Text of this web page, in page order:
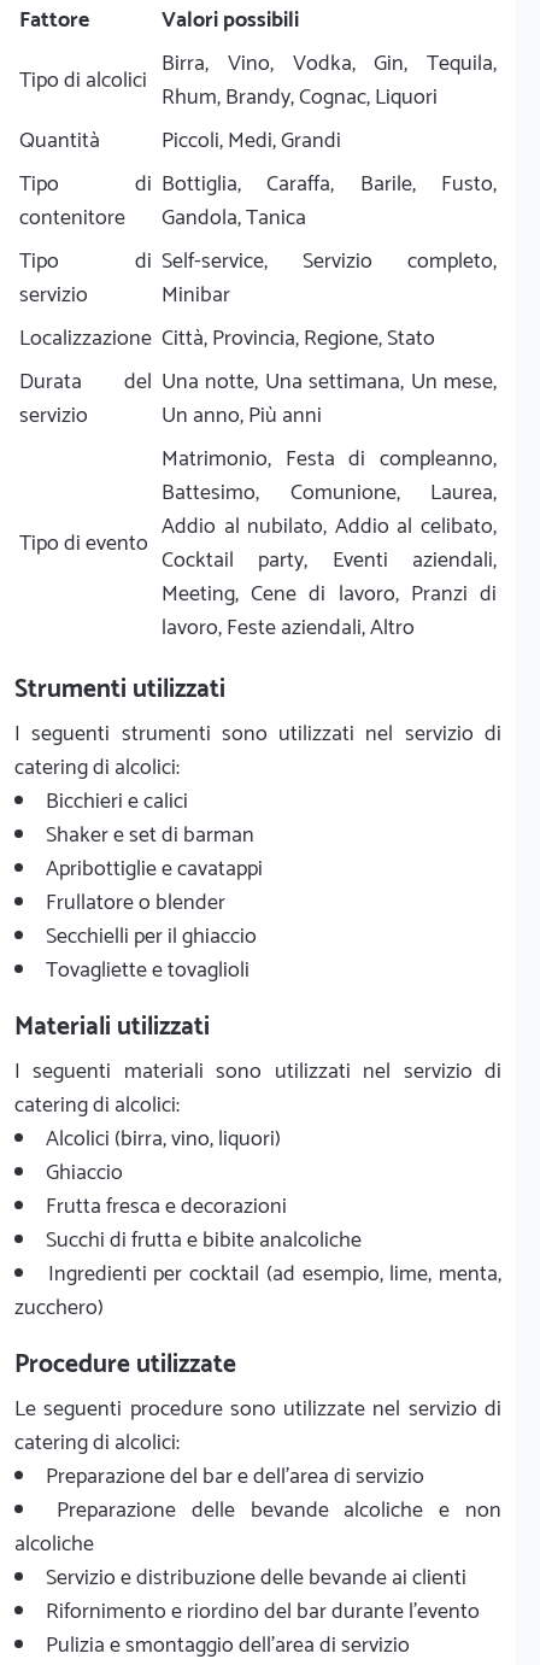
Fattore
Valori possibili
Tipo di alcolici Birra, Vino, Vodka, Gin, Tequila,
Rhum, Brandy, Cognac, Liquori
Quantità
Piccoli, Medi, Grandi
Tipo di
contenitore
Bottiglia, Caraffa, Barile, Fusto,
Gandola, Tanica
Tipo di
servizio
Self-service, Servizio completo,
Minibar
Localizzazione Città, Provincia, Regione, Stato
Durata del
servizio
Una notte, Una settimana, Un mese,
Un anno, Più anni
Tipo di evento
Matrimonio, Festa di compleanno,
Battesimo, Comunione, Laurea,
Addio al nubilato, Addio al celibato,
Cocktail party, Eventi aziendali,
Meeting, Cene di lavoro, Pranzi di
lavoro, Feste aziendali, Altro
Strumenti utilizzati
I seguenti strumenti sono utilizzati nel servizio di
catering di alcolici:
Bicchieri e calici
Shaker e set di barman
Apribottiglie e cavatappi
Frullatore o blender
Secchielli per il ghiaccio
Tovagliette e tovaglioli
Materiali utilizzati
I seguenti materiali sono utilizzati nel servizio di
catering di alcolici:
Alcolici (birra, vino, liquori)
Ghiaccio
Frutta fresca e decorazioni
Succhi di frutta e bibite analcoliche
Ingredienti per cocktail (ad esempio, lime, menta,
zucchero)
Procedure utilizzate
Le seguenti procedure sono utilizzate nel servizio di
catering di alcolici:
Preparazione del bar e dell'area di servizio
Preparazione delle bevande alcoliche e non
alcoliche
Servizio e distribuzione delle bevande ai clienti
Rifornimento e riordino del bar durante l'evento
Pulizia e smontaggio dell'area di servizio